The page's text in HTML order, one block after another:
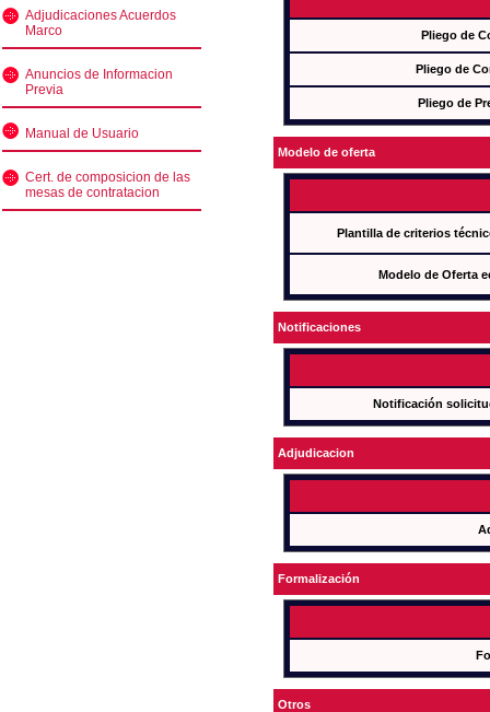
Adjudicaciones Acuerdos
Marco
Anuncios de Informacion
Previa
Manual de Usuario
Cert. de composicion de las
mesas de contratacion
Pliego de
Pliego de
Pliego de
Modelo de oferta
Plantilla de criterios
Modelo de Oferta
Notificaciones
Notificación
Adjudicacion
Formalización
Otros